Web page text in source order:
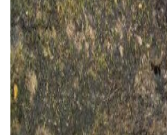
Етичний кодекс